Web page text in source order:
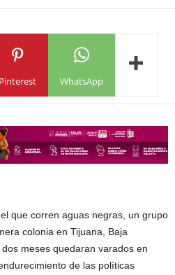
Pinterest WhatsApp
que corren aguas negras, un grupo
colonia en Tijuana, Baja
meses quedaran varados en
de las políticas